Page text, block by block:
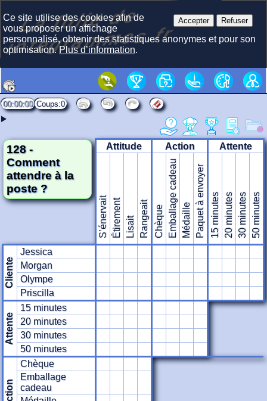
La f
olie
de
i
nte
gra
m
mes.fr
128 -
Comment
attendre à la
poste ?
Attitude Action Attente
S’énervaitÉtirement Lisait RangeaitChèqueEmballage cadeauMédaillePaquet à envoyer15 minutes20 minutes30 minutes50 minutes
Cliente
Jessica
Morgan
Olympe
Priscilla
Attente
15 minutes
20 minutes
30 minutes
50 minutes
Action
Chèque
Emballage
cadeau
00:00:00 0
Accepter Refuser
Ce site utilise des cookies afin de
vous proposer un affichage
personnalisé, obtenir des statistiques anonymes et pour son
optimisation.Plus d’information.